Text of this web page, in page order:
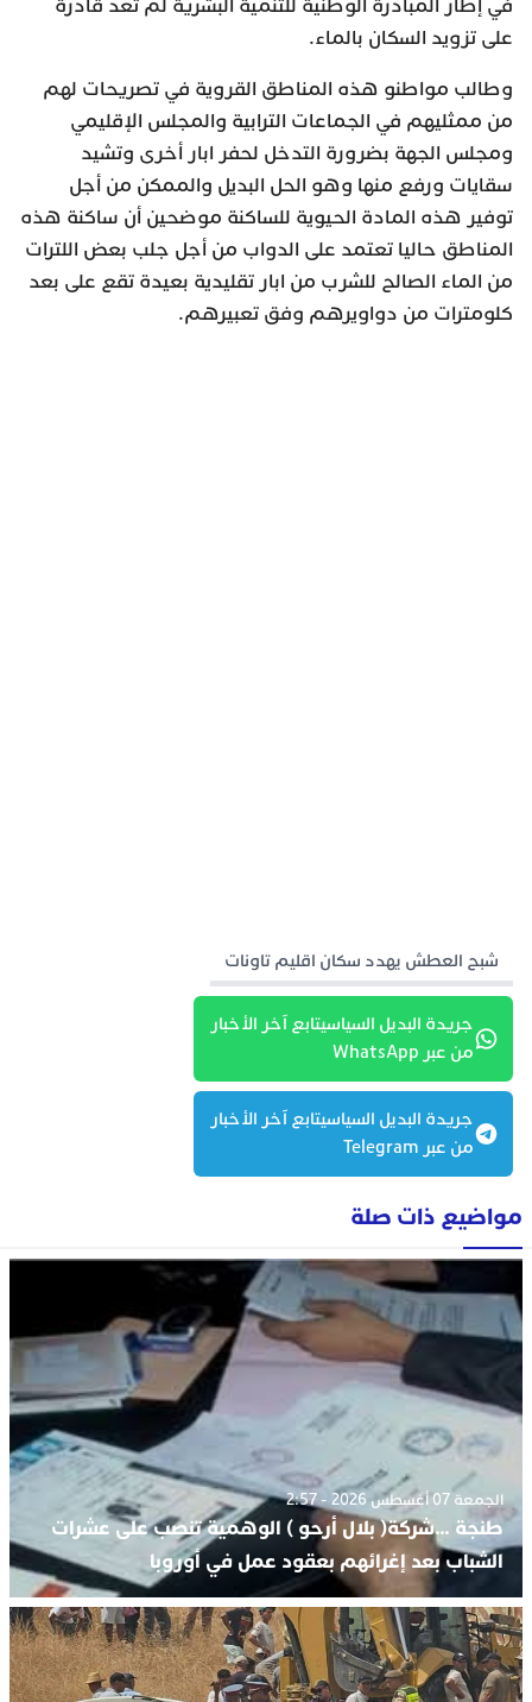
في إطار المبادرة الوطنية للتنمية البشرية لم تعد قادرة
على تزويد السكان بالماء.
وطالب مواطنو هذه المناطق القروية في تصريحات لهم
من ممثليهم في الجماعات الترابية والمجلس الإقليمي
ومجلس الجهة بضرورة التدخل لحفر ابار أخرى وتشيد
سقايات ورفع منها وهو الحل البديل والممكن من أجل
توفير هذه المادة الحيوية للساكنة موضحين أن ساكنة هذه
المناطق حاليا تعتمد على الدواب من أجل جلب بعض اللترات
من الماء الصالح للشرب من ابار تقليدية بعيدة تقع على بعد
كلومترات من دواويرهم وفق تعبيرهم.
شبح العطش يهدد سكان اقليم تاونات
جريدة البديل السياسيتابع آخر الأخبار
من عبر WhatsApp
جريدة البديل السياسيتابع آخر الأخبار
من عبر Telegram
مواضيع ذات صلة
الجمعة 07 أغسطس 2026 - 2:57
طنجة …شركة( بلال أرحو ) الوهمية تنصب على عشرات
الشباب بعد إغرائهم بعقود عمل في أوروبا